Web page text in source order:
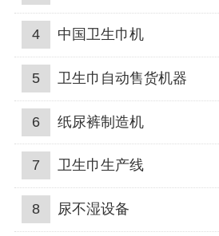
4 中国卫生巾机
5 卫生巾自动售货机器
6 纸尿裤制造机
7 卫生巾生产线
8 尿不湿设备